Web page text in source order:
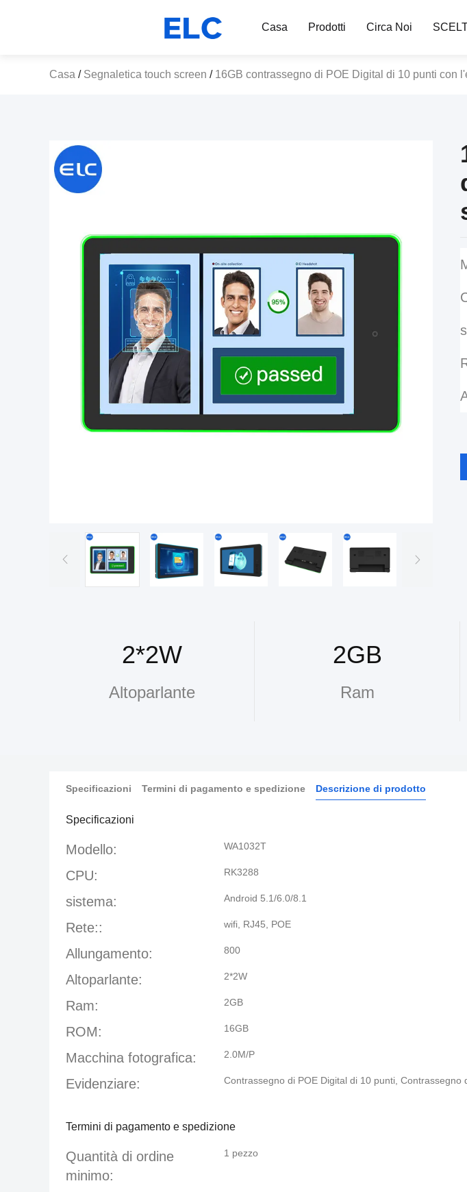
Casa Prodotti Circa Noi
Casa / Segnaletica touch screen / 16GB contrassegno di POE Digital di 10 punti con
2*2W
Altoparlante
2GB
Ram
Specificazioni Termini di pagamento e spedizione Descrizione di prodotto
Specificazioni
Modello: WA1032T
CPU: RK3288
sistema: Android 5.1/6.0/8.1
Rete:: wifi, RJ45, POE
Allungamento: 800
Altoparlante: 2*2W
Ram: 2GB
ROM: 16GB
Macchina fotografica: 2.0M/P
Evidenziare: Contrassegno di POE Digital di 10 punti Contrassegno
Termini di pagamento e spedizione
Quantità di ordine
minimo:
1 pezzo